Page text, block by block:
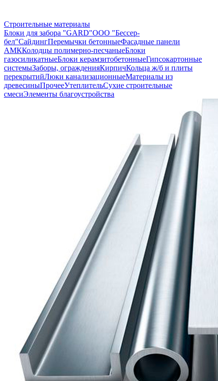
Строительные материалы
Блоки для забора "GARD"ООО "Бессер-
бел"СайдингПеремычки бетонныеФасадные панели
АМККолодцы полимерно-песчаныеБлоки
газосиликатныеБлоки керамзитобетонныеГипсокартонные
системыЗаборы, огражденияКирпичКольца ж/б и плиты
перекрытийЛюки канализационныеМатериалы из
древесиныПрочееУтеплительСухие строительные
смесиЭлементы благоустройства